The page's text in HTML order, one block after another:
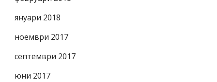
януари 2018
ноември 2017
септември 2017
юни 2017